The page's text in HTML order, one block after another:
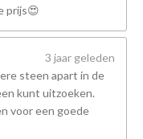
prijs😍
3 jaar geleden
steen apart in de
kunt uitzoeken.
voor een goede